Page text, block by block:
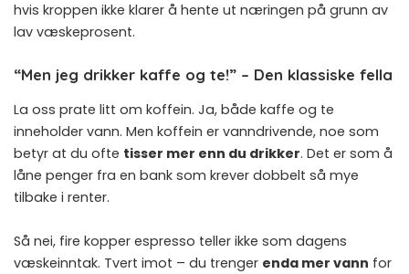
hvis kroppen ikke klarer å hente ut næringen på grunn av
lav væskeprosent.
“Men jeg drikker kaffe og te!” – Den klassiske fella
La oss prate litt om koffein. Ja, både kaffe og te
inneholder vann. Men koffein er vanndrivende, noe som
betyr at du ofte tisser mer enn du drikker. Det er som å
låne penger fra en bank som krever dobbelt så mye
tilbake i renter.
Så nei, fire kopper espresso teller ikke som dagens
væskeinntak. Tvert imot – du trenger enda mer vann for